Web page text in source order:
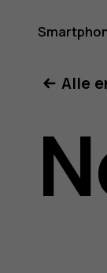
tilAlle